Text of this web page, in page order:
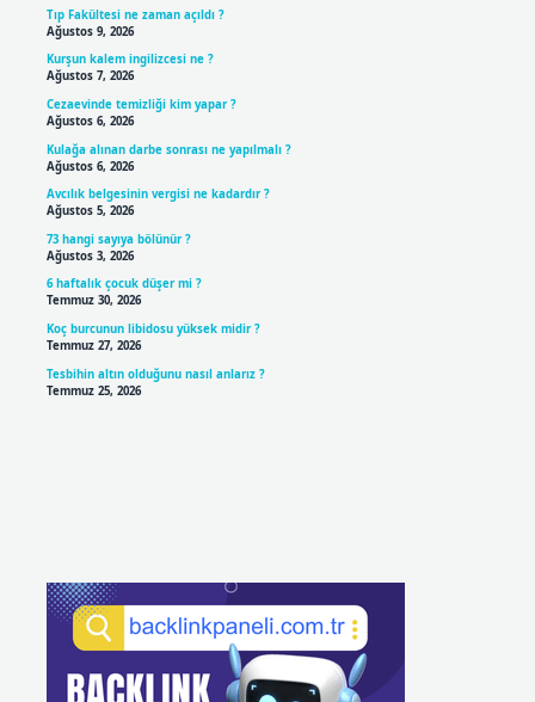
Tıp Fakültesi ne zaman açıldı ?
Ağustos 9, 2026
Kurşun kalem ingilizcesi ne ?
Ağustos 7, 2026
Cezaevinde temizliği kim yapar ?
Ağustos 6, 2026
Kulağa alınan darbe sonrası ne yapılmalı ?
Ağustos 6, 2026
Avcılık belgesinin vergisi ne kadardır ?
Ağustos 5, 2026
73 hangi sayıya bölünür ?
Ağustos 3, 2026
6 haftalık çocuk düşer mi ?
Temmuz 30, 2026
Koç burcunun libidosu yüksek midir ?
Temmuz 27, 2026
Tesbihin altın olduğunu nasıl anlarız ?
Temmuz 25, 2026